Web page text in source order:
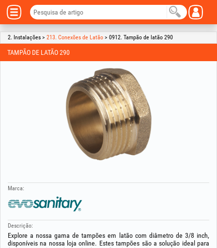
2. Instalações > 213. Conexões de Latão > 0912. Tampão de latão 290
TAMPÃO DE LATÃO 290
Marca:
Descrição:
Explore a nossa gama de tampões em latão com diâmetro de 3/8 inch,
disponíveis na nossa loja online. Estes tampões são a solução ideal para